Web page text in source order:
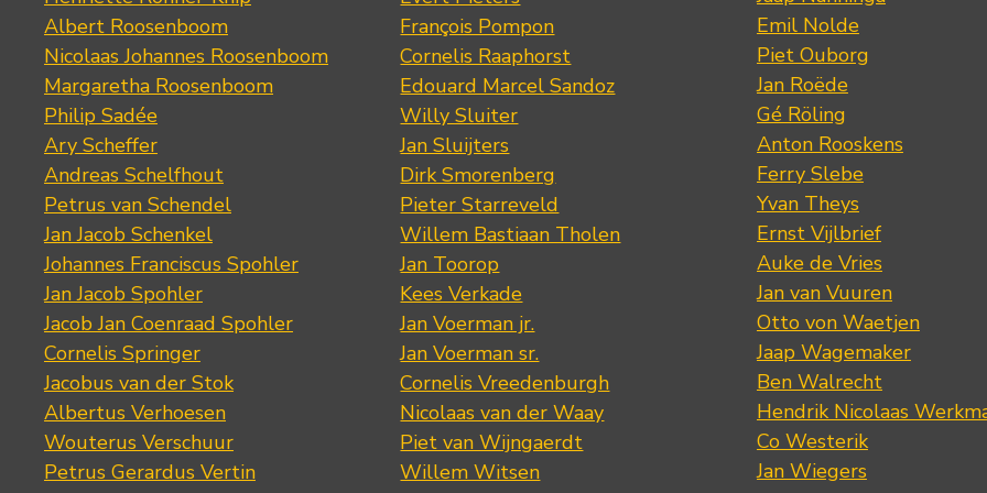
Albert Roosenboom
Nicolaas Johannes Roosenboom
Margaretha Roosenboom
Philip Sadée
Ary Scheffer
Andreas Schelfhout
Petrus van Schendel
Jan Jacob Schenkel
Johannes Franciscus Spohler
Jan Jacob Spohler
Jacob Jan Coenraad Spohler
Cornelis Springer
Jacobus van der Stok
Albertus Verhoesen
Wouterus Verschuur
Petrus Gerardus Vertin
François Pompon
Cornelis Raaphorst
Edouard Marcel Sandoz
Willy Sluiter
Jan Sluijters
Dirk Smorenberg
Pieter Starreveld
Willem Bastiaan Tholen
Jan Toorop
Kees Verkade
Jan Voerman jr.
Jan Voerman sr.
Cornelis Vreedenburgh
Nicolaas van der Waay
Piet van Wijngaerdt
Willem Witsen
Emil Nolde
Piet Ouborg
Jan Roëde
Gé Röling
Anton Rooskens
Ferry Slebe
Yvan Theys
Ernst Vijlbrief
Auke de Vries
Jan van Vuuren
Otto von Waetjen
Jaap Wagemaker
Ben Walrecht
Hendrik Nicolaas
Co Westerik
Jan Wiegers